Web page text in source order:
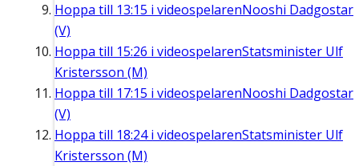
Hoppa till 13:15 i videospelarenNooshi Dadgostar
(V)
Hoppa till 15:26 i videospelarenStatsminister Ulf
Kristersson (M)
Hoppa till 17:15 i videospelarenNooshi Dadgostar
(V)
Hoppa till 18:24i videospelarenStatsminister Ulf
Kristersson (M)